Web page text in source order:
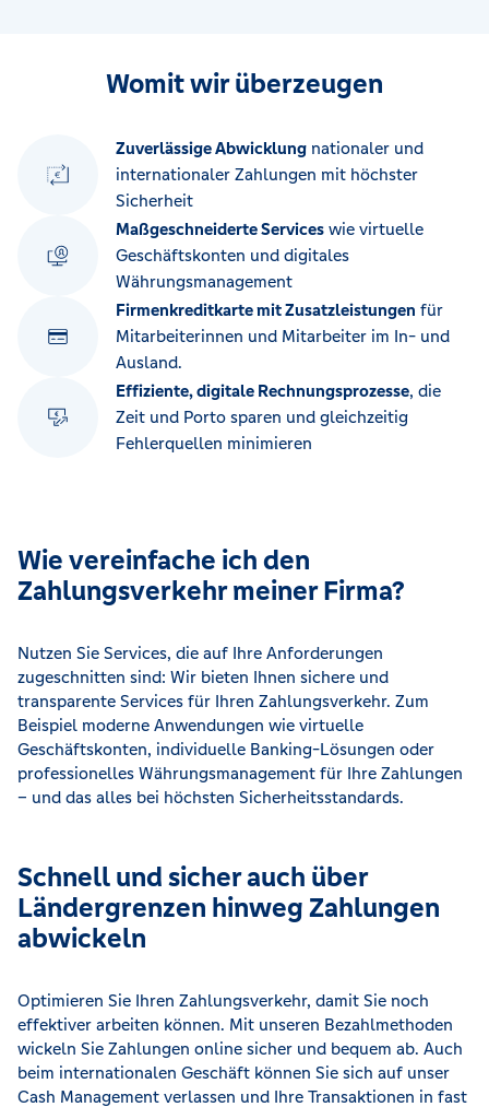
Womit wir überzeugen
Zuverlässige Abwicklung nationaler und
internationaler Zahlungen mit höchster
Sicherheit
Maßgeschneiderte Services wie virtuelle
Geschäftskonten und digitales
Währungsmanagement
Firmenkreditkarte mit Zusatzleistungen für
Mitarbeiterinnen und Mitarbeiter im In- und
Ausland.
Effiziente, digitale Rechnungsprozesse, die
Zeit und Porto sparen und gleichzeitig
Fehlerquellen minimieren
Wie vereinfache ich den
Zahlungsverkehr meiner Firma?
Nutzen Sie Services, die auf Ihre Anforderungen
zugeschnitten sind: Wir bieten Ihnen sichere und
transparente Services für Ihren Zahlungsverkehr. Zum
Beispiel moderne Anwendungen wie virtuelle
Geschäftskonten, individuelle Banking-Lösungen oder
professionelles Währungsmanagement für Ihre Zahlungen
– und das alles bei höchsten Sicherheitsstandards.
Schnell und sicher auch über
Ländergrenzen hinweg Zahlungen
abwickeln
Optimieren Sie Ihren Zahlungsverkehr, damit Sie noch
effektiver arbeiten können. Mit unseren Bezahlmethoden
wickeln Sie Zahlungen online sicher und bequem ab. Auch
beim internationalen Geschäft können Sie sich auf unser
Cash Management verlassen und Ihre Transaktionen in fast